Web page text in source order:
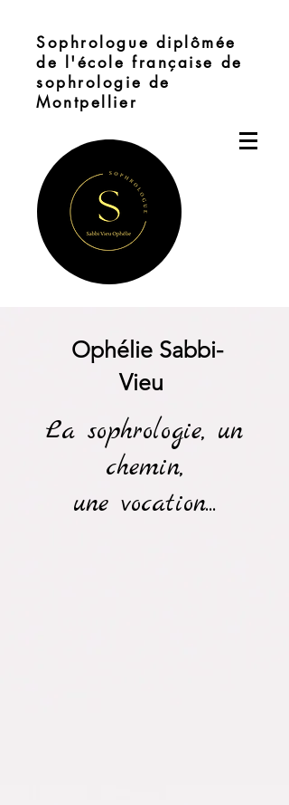
Sophrologue diplômée
de l'école française de
sophrologie de
Montpellier
Ophélie Sabbi-
Vieu
La sophrologie, un
chemin,
une vocation...